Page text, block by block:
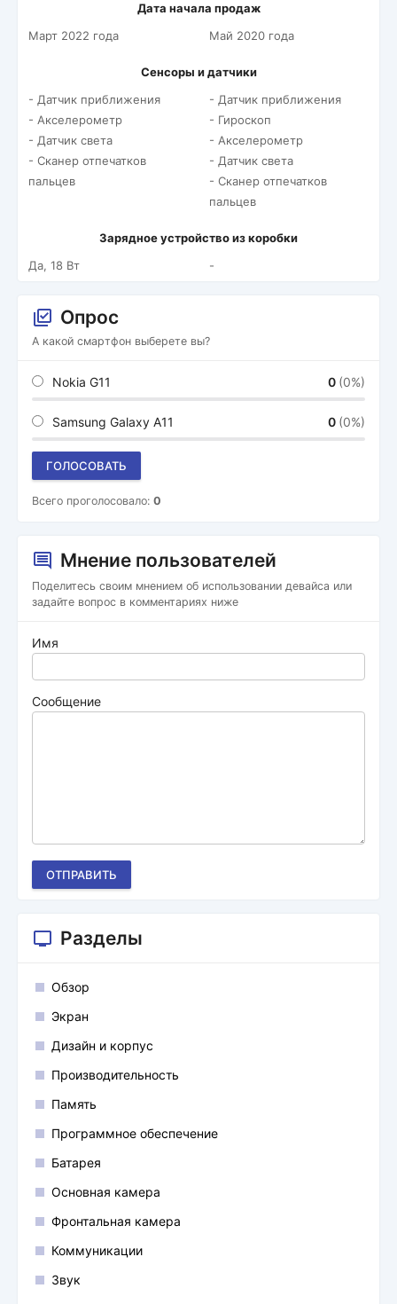
Дата начала продаж
Март 2022 года
Май 2020 года
Сенсоры и датчики
- Датчик приближения
- Акселерометр
- Датчик света
- Сканер отпечатков
пальцев
- Датчик приближения
- Гироскоп
- Акселерометр
- Датчик света
- Сканер отпечатков
пальцев
Зарядное устройство из коробки
Да, 18 Вт
-
Опрос
А какой смартфон выберете вы?
Nokia G11 0 (0%)
Samsung Galaxy A11 0 (0%)
ГОЛОСОВАТЬ
Всего проголосовало: 0
Мнение пользователей
Поделитесь своим мнением об использовании девайса или
задайте вопрос в комментариях ниже
Имя
Сообщение
ОТПРАВИТЬ
Разделы
Обзор
Экран
Дизайн и корпус
Производительность
Память
Программное обеспечение
Батарея
Основная камера
Фронтальная камера
Коммуникации
Звук